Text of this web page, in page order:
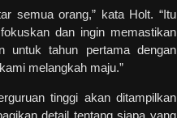
semua orang,” kata Holt. “Itu
dan ingin memastikan
untuk tahun pertama dengan
melangkah maju.”
tinggi akan ditampilkan
detail tentang siapa yang